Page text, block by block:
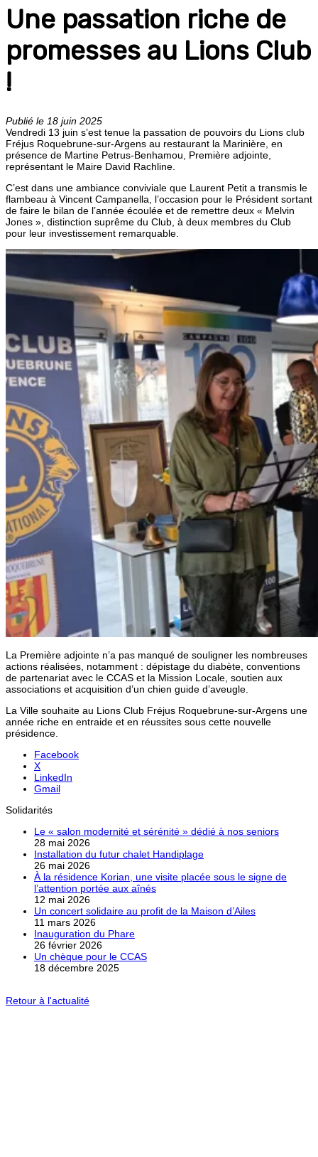
Une passation riche de
promesses au Lions Club
!
Publié le 18 juin 2025
Vendredi 13 juin s’est tenue la passation de pouvoirs du Lions club
Fréjus Roquebrune-sur-Argens au restaurant la Marinière, en
présence de Martine Petrus-Benhamou, Première adjointe,
représentant le Maire David Rachline.
C’est dans une ambiance conviviale que Laurent Petit a transmis le
flambeau à Vincent Campanella, l’occasion pour le Président sortant
de faire le bilan de l’année écoulée et de remettre deux « Melvin
Jones », distinction suprême du Club, à deux membres du Club
pour leur investissement remarquable.
La Première adjointe n’a pas manqué de souligner les nombreuses
actions réalisées, notamment : dépistage du diabète, conventions
de partenariat avec le CCAS et la Mission Locale, soutien aux
associations et acquisition d’un chien guide d’aveugle.
La Ville souhaite au Lions Club Fréjus Roquebrune-sur-Argens une
année riche en entraide et en réussites sous cette nouvelle
présidence.
Facebook
X
LinkedIn
Gmail
Solidarités
Le « salon modernité et sérénité » dédié à nos seniors
28 mai 2026
Installation du futur chalet Handiplage
26 mai 2026
À la résidence Korian, une visite placée sous le signe de
l’attention portée aux aînés
12 mai 2026
Un concert solidaire au profit de la Maison d’Ailes
11 mars 2026
Inauguration du Phare
26 février 2026
Un chèque pour le CCAS
18 décembre 2025
Retour à l'actualité